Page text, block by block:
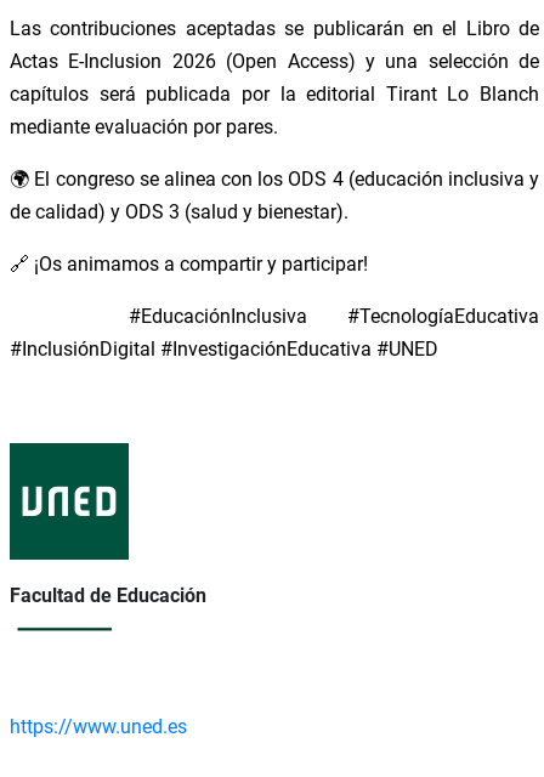
Las contribuciones aceptadas se publicarán en el Libro de
Actas E-Inclusion 2026 (Open Access) y una selección de
capítulos será publicada por la editorial Tirant Lo Blanch
mediante evaluación por pares.
🌍 El congreso se alinea con los ODS 4 (educación inclusiva y
de calidad) y ODS 3 (salud y bienestar).
🔗 ¡Os animamos a compartir y participar!
#EducaciónInclusiva #TecnologíaEducativa
#InclusiónDigital #InvestigaciónEducativa #UNED
Facultad de Educación
https://www.uned.es